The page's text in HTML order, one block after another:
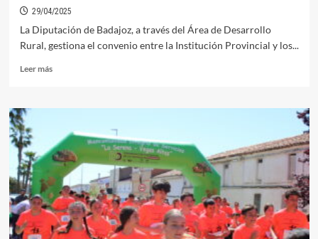
29/04/2025
La Diputación de Badajoz, a través del Área de Desarrollo
Rural, gestiona el convenio entre la Institución Provincial y los...
Leer másLeer
Diputación
convenio
de
Asistencia
Técnica
de
los
Planes